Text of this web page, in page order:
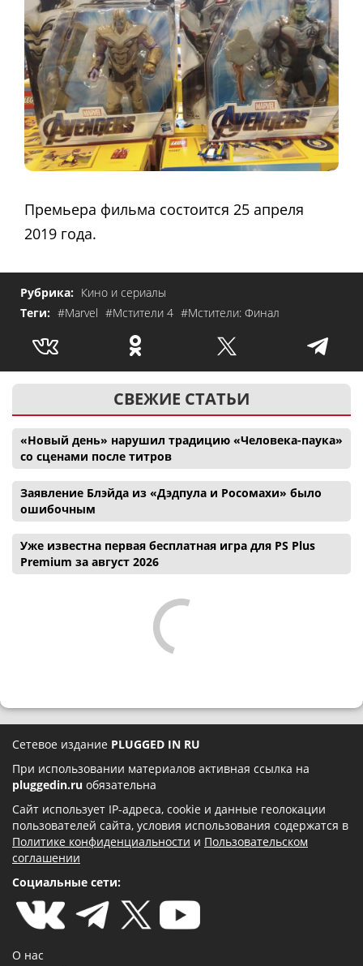
Премьера фильма состоится 25 апреля
2019 года.
Рубрика: Кино и сериалы
Теги: #Marvel #Мстители 4 #Мстители: Финал
СВЕЖИЕ СТАТЬИ
«Новый день» нарушил традицию «Человека-паука»
со сценами после титров
Заявление Блэйда из «Дэдпула и Росомахи» было
ошибочным
Уже известна первая бесплатная игра для PS Plus
Premium за август 2026
Сетевое издание PLUGGED IN RU
При использовании материалов активная ссылка на
pluggedin.ru обязательна
Сайт использует IP-адреса, cookie и данные геолокации
пользователей сайта, условия использования содержатся в
Политике конфиденциальности и Пользовательском
соглашении
Социальные сети:
О нас